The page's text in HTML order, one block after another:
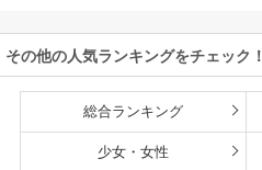
雄たちの母乳
長して無双し
その他の人気ランキングをチェック！
総合ランキング
少女・女性